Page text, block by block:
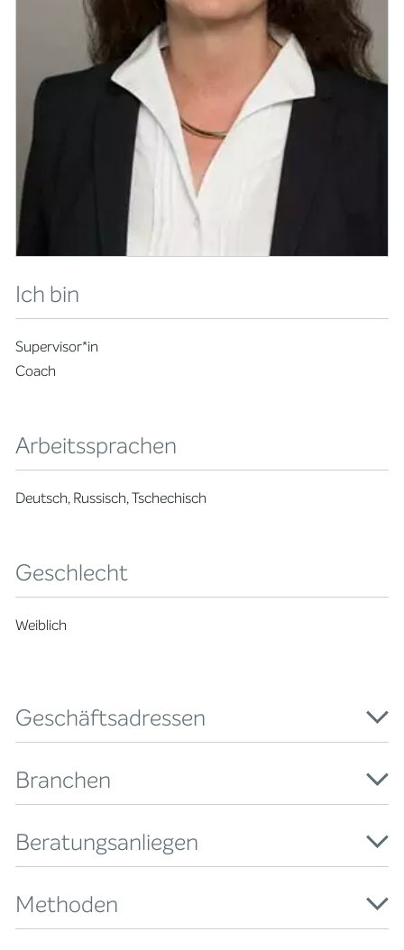
Ich bin
Supervisor*in
Coach
Arbeitssprachen
Deutsch, Russisch, Tschechisch
Geschlecht
Weiblich
Geschäftsadressen
Branchen
Beratungsanliegen
Methoden